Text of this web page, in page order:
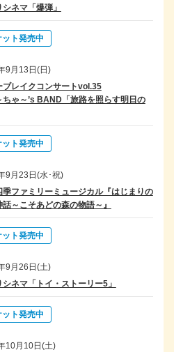
ワークショップ『万華鏡を作ろう』
シネマ「爆弾」
ット発売中
9月13日(日)
ブレイクコンサートvol.35
ちゃ～’s BAND「旅路を照らす明日の
ット発売中
9月23日(水･祝)
季ファミリーミュージカル『はじまりの
話～こそあどの森の物語～』
ット発売中
9月26日(土)
シネマ「トイ・ストーリー5」
ット発売中
10月10日(土)